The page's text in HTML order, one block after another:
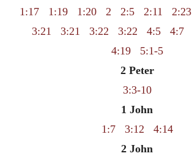
1:17
1:19 1:20 2 2:5 2:11 2:23
3:21
3:21 3:22 3:22 4:5 4:7
4:19
5:1-5
2 Peter
3:3-10
1 John
1:7
3:12
4:14
2 John